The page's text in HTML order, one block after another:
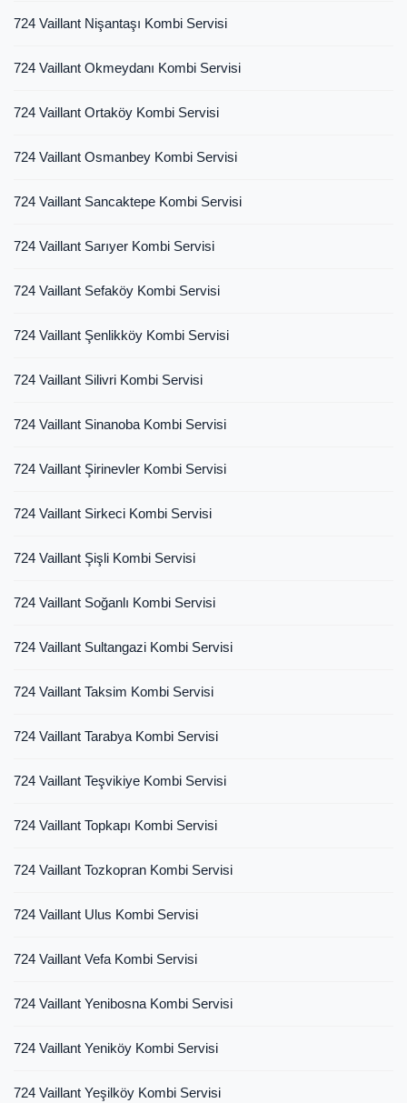
724 Vaillant Nişantaşı Kombi Servisi
724 Vaillant Okmeydanı Kombi Servisi
724 Vaillant Ortaköy Kombi Servisi
724 Vaillant Osmanbey Kombi Servisi
724 Vaillant Sancaktepe Kombi Servisi
724 Vaillant Sarıyer Kombi Servisi
724 Vaillant Sefaköy Kombi Servisi
724 Vaillant Şenlikköy Kombi Servisi
724 Vaillant Silivri Kombi Servisi
724 Vaillant Sinanoba Kombi Servisi
724 Vaillant Şirinevler Kombi Servisi
724 Vaillant Sirkeci Kombi Servisi
724 Vaillant Şişli Kombi Servisi
724 Vaillant Soğanlı Kombi Servisi
724 Vaillant Sultangazi Kombi Servisi
724 Vaillant Taksim Kombi Servisi
724 Vaillant Tarabya Kombi Servisi
724 Vaillant Teşvikiye Kombi Servisi
724 Vaillant Topkapı Kombi Servisi
724 Vaillant Tozkopran Kombi Servisi
724 Vaillant Ulus Kombi Servisi
724 Vaillant Vefa Kombi Servisi
724 Vaillant Yenibosna Kombi Servisi
724 Vaillant Yeniköy Kombi Servisi
724 Vaillant Yeşilköy Kombi Servisi